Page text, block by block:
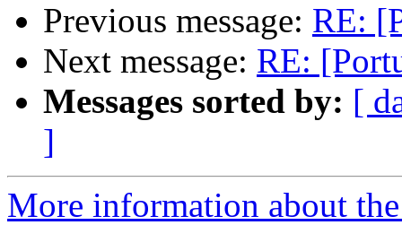
Previous message: RE:
Next message: RE:
Messages sorted by: [
]
More information about